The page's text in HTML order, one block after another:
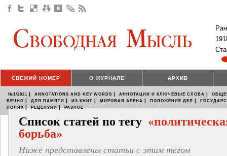
СВЕЖИЙ НОМЕР О ЖУРНАЛЕ АРХИВ
№1/2021 | ANNOTATIONS AND KEY WORDS | АННОТАЦИИ И КЛЮЧЕВЫЕ СЛОВА |
ВЕЧНО | ДЛЯ ПАМЯТИ | ИЗ КНИГ | МИРОВАЯ АРЕНА | ПОЛОЖЕНИЕ ДЕЛ |
ПОЛЯХ | РЕЦЕНЗИИ | РАЗНОЕ
Список статей по тегу
борьба»
Ниже представлены статьи с этим тегом